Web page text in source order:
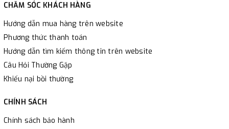
CHĂM SÓC KHÁCH HÀNG
Hướng dẫn mua hàng trên website
Phương thức thanh toán
Hướng dẫn tìm kiếm thông tin trên website
Câu Hỏi Thường Gặp
Khiếu nại bồi thường
CHÍNH SÁCH
Chính sách bảo hành